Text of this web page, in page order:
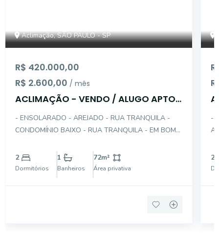
Aclimação, SÃO PAULO - SP
R$ 420.000,00
R$ 2.600,00 / mês
ACLIMAÇÃO - VENDO / ALUGO APTO
- ENSOLARADO - AREJADO - RUA TRANQUILA -
CONDOMÍNIO BAIXO - RUA TRANQUILA - EM BOM
PISO TACOS (MADEIRA) - COPA + COZINHA -
LAVANDERIA - GARAGEM 1 AUTO
2
Dormitórios
1
Banheiros
72m²
Área privativa
-
2